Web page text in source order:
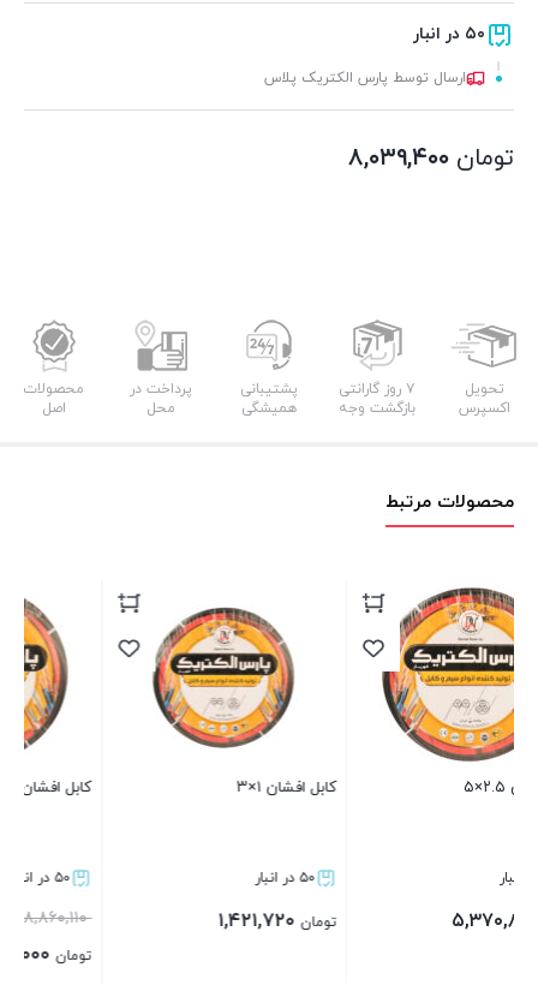
۵۰ در انبار
ارسال توسط پارس الکتریک پلاس
تومان
تحویل
اکسپرس
۷ روز گارانتی
بازگشت وجه
پشتیبانی
همیشگی
پرداخت در
محل
محصولات
اصل
محصولات مرتبط
کابل افشان ۱×۳
تومان۱,۴۲۱,۷۲۰
کابل افشان ۱۰×۵
۱۸,۸۶۰,۱۱۰